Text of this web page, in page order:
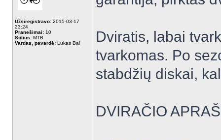
Užsiregistravo: 2015-03-17
23:24
Pranešimai: 10
Stilius: MTB
Vardas, pavardė: Lukas Bal
Dviratis, labai
tvarkomas. Po
stabdžių diskai,
DVIRAČIO